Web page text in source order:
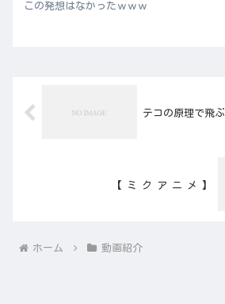
この発想はなかったｗｗｗ
テコの原理で飛ぶ
【 ミ ク ア ニ メ 】
ホーム 動画紹介